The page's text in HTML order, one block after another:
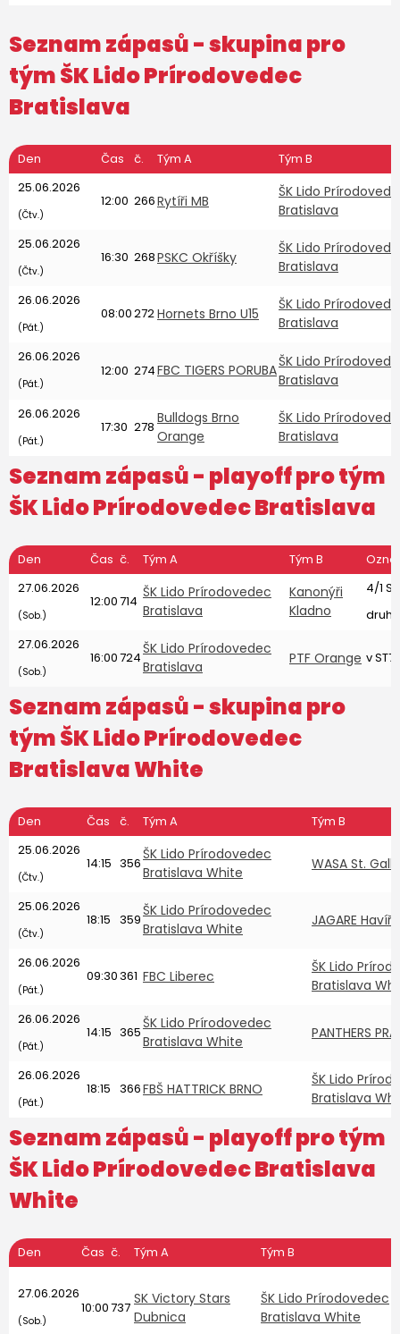
Seznam zápasů - skupina pro
týmŠK Lido Prírodovedec
Bratislava
Den Čas č. Tým A
Tým B
25.06.2026
(Čtv.)
12:00 266Rytíři MB
ŠK Lido
Bratislava
25.06.2026
(Čtv.)
16:30 268PSKC Okříšky
ŠK Lido
Bratislava
26.06.2026
(Pát.)
08:00272Hornets Brno U15
ŠK Lido
Bratislava
26.06.2026
(Pát.)
12:00 274FBC TIGERS PORUBAŠK Lido
Bratislava
26.06.2026
(Pát.)
17:30 278
Bulldogs Brno
Orange
ŠK Lido
Bratislava
Seznam zápasů - playoff pro tým
ŠK Lido Prírodovedec Bratislava
Den Čas č. Tým A Tým B
27.06.2026
(Sob.)
12:00714
ŠK Lido Prírodovedec
Bratislava
Kanonýři
Kladno
4/1
27.06.2026
(Sob.)
16:00724
ŠK Lido Prírodovedec
Bratislava
PTF Orange v
Seznam zápasů - skupina pro
týmŠK Lido Prírodovedec
Bratislava White
Den Čas č. Tým A
Tým B
25.06.2026
(Čtv.)
14:15 356
ŠK Lido Prírodovedec
Bratislava White
WASA St.
25.06.2026
(Čtv.)
18:15 359
ŠK Lido Prírodovedec
Bratislava White
JAGARE
26.06.2026
(Pát.)
09:30361 FBC Liberec
ŠK Lido
Bratislava
26.06.2026
(Pát.)
14:15 365
ŠK Lido Prírodovedec
Bratislava White
PANTHERS
26.06.2026
(Pát.)
18:15 366FBŠ HATTRICK BRNO
ŠK Lido
Bratislava
Seznam zápasů - playoff pro tým
ŠK Lido Prírodovedec Bratislava
White
Den Čas č. Tým A Tým B
27.06.2026
(Sob.)
10:00737
SK Victory Stars
Dubnica
ŠK Lido Prírodovedec
Bratislava White